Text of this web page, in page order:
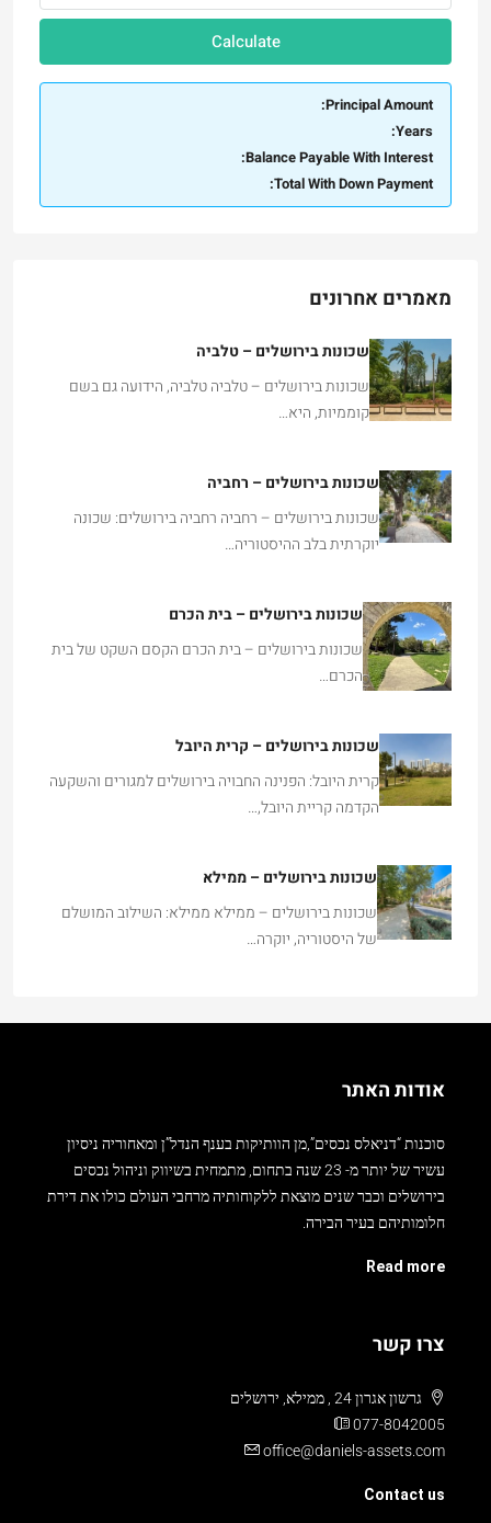
Calculate
Principal Amount:
Years:
Balance Payable With Interest:
Total With Down Payment:
מאמרים אחרונים
שכונות בירושלים – טלביה
שכונות בירושלים – טלביה טלביה, הידועה גם בשם
קוממיות, היא…
שכונות בירושלים – רחביה
שכונות בירושלים – רחביה רחביה בירושלים: שכונה
יוקרתית בלב ההיסטוריה…
שכונות בירושלים – בית הכרם
שכונות בירושלים – בית הכרם הקסם השקט של בית
הכרם…
שכונות בירושלים – קרית היובל
קרית היובל: הפנינה החבויה בירושלים למגורים והשקעה
הקדמה קריית היובל,…
שכונות בירושלים – ממילא
שכונות בירושלים – ממילא ממילא: השילוב המושלם
של היסטוריה, יוקרה…
אודות האתר
סוכנות “דניאלס נכסים”,מן הוותיקות בענף הנדל”ן ומאחוריה ניסיון
עשיר של יותר מ- 23 שנה בתחום, מתמחית בשיווק וניהול נכסים
בירושלים וכבר שנים מוצאת ללקוחותיה מרחבי העולם כולו את דירת
חלומותיהם בעיר הבירה.
Read more
צרו קשר
גרשון אגרון 24 , ממילא, ירושלים
077-8042005
office@daniels-assets.com
Contact us